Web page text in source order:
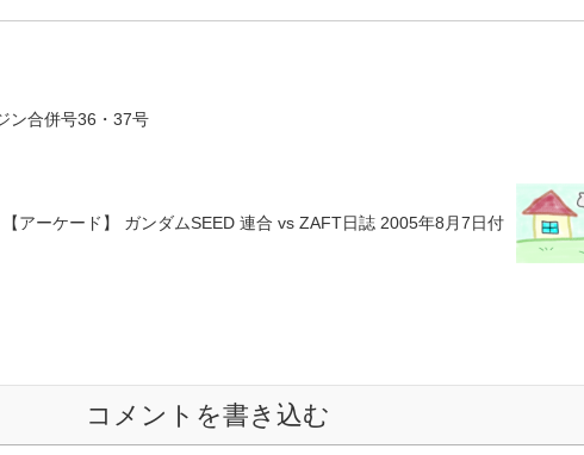
ン合併号36・37号
【アーケード】 ガンダムSEED 連合 vs ZAFT日誌 2005年8月7日付
コメントを書き込む